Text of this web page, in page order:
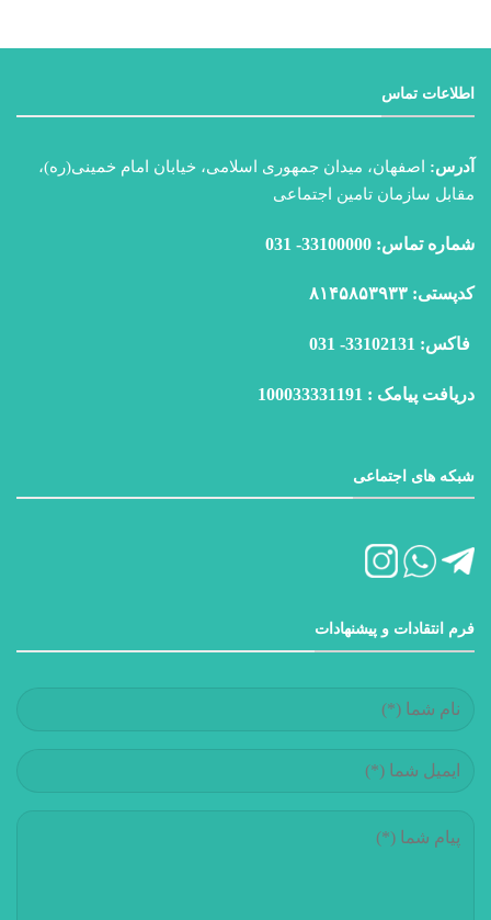
اطلاعات تماس
آدرس: اصفهان، میدان جمهوری اسلامی، خیابان امام خمینی(ره)،
مقابل سازمان تامین اجتماعی
شماره تماس: 33100000- 031
كدپستی: ۸۱۴۵۸۵۳۹۳۳
فاكس: 33102131- 031
دریافت پیامک : 100033331191
شبکه های اجتماعی
فرم انتقادات و پیشنهادات